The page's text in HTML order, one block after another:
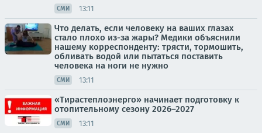
СМИ 13:11
Что делать, если человеку на ваших глазах
стало плохо из-за жары? Медики объяснили
нашему корреспонденту: трясти, тормошить,
обливать водой или пытаться поставить
человека на ноги не нужно
СМИ 13:11
«Тирастеплоэнерго» начинает подготовку к
отопительному сезону 2026–2027
СМИ 13:11